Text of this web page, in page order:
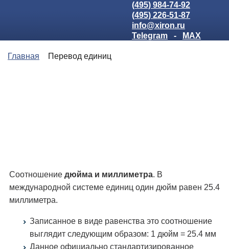
(495) 984-74-92
(495) 226-51-87
info@xiron.ru
Telegram
- MAX
Главная Перевод единиц
Соотношение дюйма и миллиметра. В
международной системе единиц один дюйм равен 25.4
миллиметра.
Записанное в виде равенства это соотношение
выглядит следующим образом: 1 дюйм = 25.4 мм
Данное официально стандартизированное